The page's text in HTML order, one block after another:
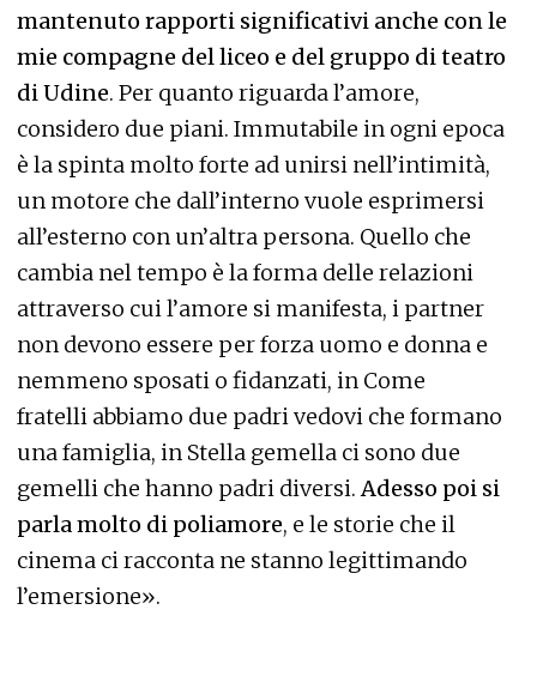
mantenuto rapporti significativi anche con le
mie compagne del liceo e del gruppo di teatro
di Udine. Per quanto riguarda l’amore,
considero due piani. Immutabile in ogni epoca
è la spinta molto forte ad unirsi nell’intimità,
un motore che dall’interno vuole esprimersi
all’esterno con un’altra persona. Quello che
cambia nel tempo è la forma delle relazioni
attraverso cui l’amore si manifesta, i partner
non devono essere per forza uomo e donna e
nemmeno sposati o fidanzati, in Come
fratelli abbiamo due padri vedovi che formano
una famiglia, in Stella gemella ci sono due
gemelli che hanno padri diversi. Adesso poi si
parla molto di poliamore, e le storie che il
cinema ci racconta ne stanno legittimando
l’emersione».